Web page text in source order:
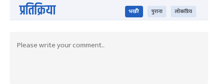
प्रतिक्रिया भर्खरै पुराना लोकप्रिय